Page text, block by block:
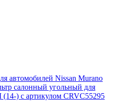
автомобилей Nissan Murano
салонный угольный для
) с артикулом CRVC55295